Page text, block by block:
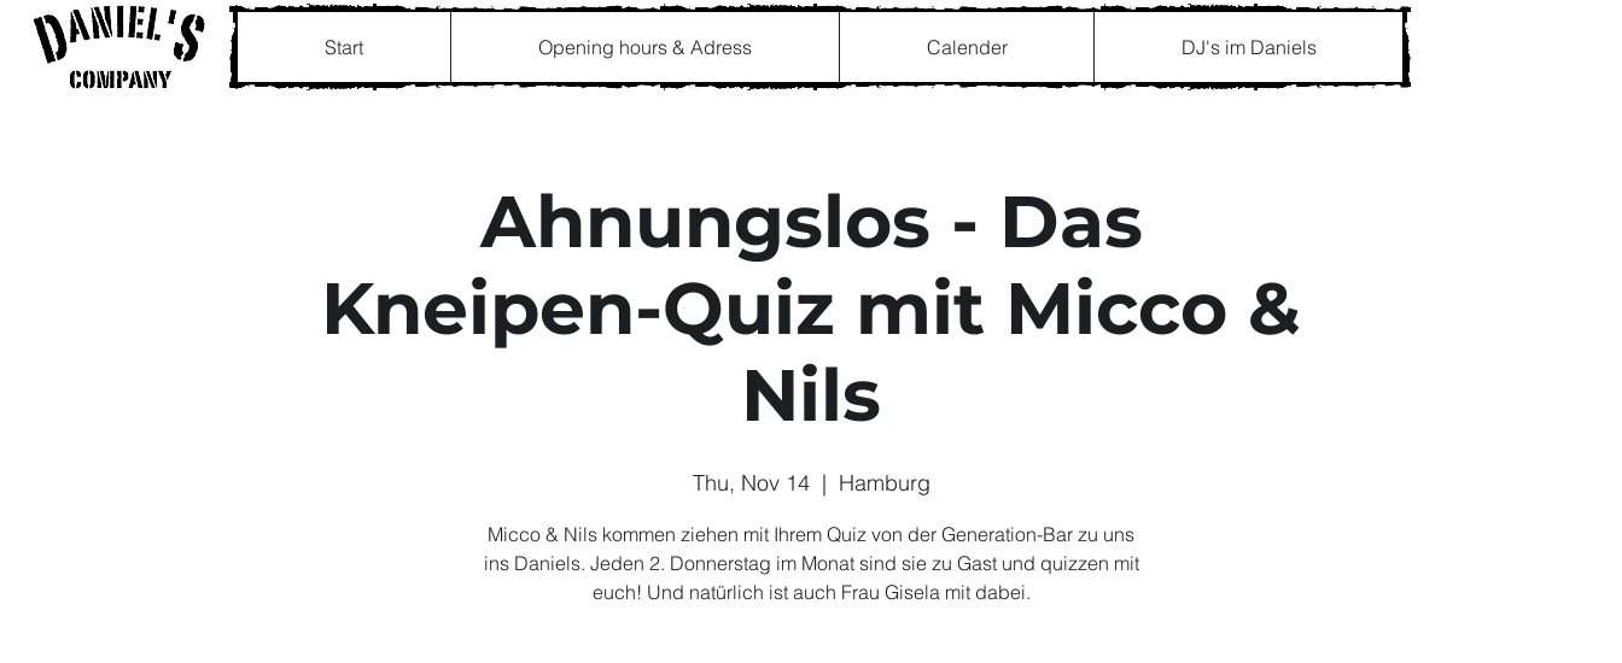
Start Opening hours & Adress Calender DJ's im Daniels
Ahnungslos - Das
Kneipen-Quiz mit Micco &
Nils
Thu, Nov 14
  |
Hamburg
Micco & Nils kommen ziehen mit Ihrem Quiz von der Generation-Bar zu uns
ins Daniels. Jeden 2. Donnerstag im Monat sind sie zu Gast und quizzen mit
euch! Und natürlich ist auch Frau Gisela mit dabei.